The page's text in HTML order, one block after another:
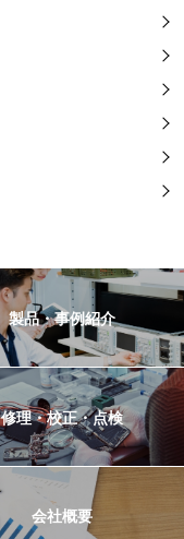
製品・事例紹介
修理・校正・点検
会社概要